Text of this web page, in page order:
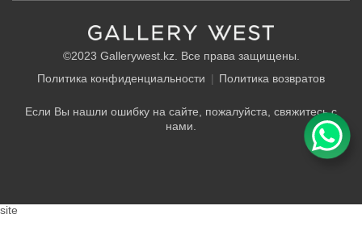
©2023 Gallerywest.kz. Все права защищены.
Политика конфиденциальности
Политика возвратов
Если Вы нашли ошибку на сайте, пожалуйста, свяжитесь с
нами.
site